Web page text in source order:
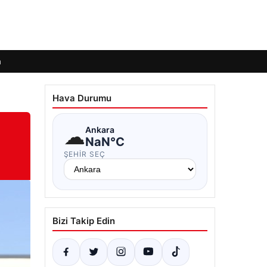
Hava Durumu
☁Ankara
NaN°C
ŞEHIR SEÇ
Bizi Takip Edin